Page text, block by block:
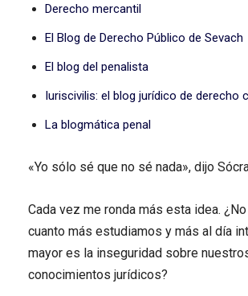
Derecho mercantil
El Blog de Derecho Público de Sevach
El blog del penalista
Iuriscivilis: el blog jurídico de derecho
La blogmática penal
«Yo sólo sé que no sé nada», dijo
Cada vez me ronda más esta idea.
cuanto más estudiamos y más al día
mayor es la inseguridad sobre
conocimientos jurídicos?